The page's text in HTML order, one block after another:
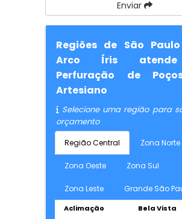
Enviar
Regiões de São
Arco Íris
Perfuração de
Artesiano
Selecione uma região para
orçamento
Região Central Zona Norte
Zona Oeste Zona Sul
Zona Leste Grande São
Aclimação
Bela Vista